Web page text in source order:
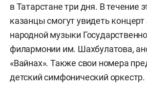
в Татарстане три дня. В течение
казанцы смогут увидеть
народной музыки
филармонии им. Шахбулатова,
«Вайнах». Также свои номера
детский симфонический оркестр.